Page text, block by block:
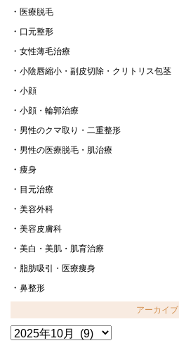
医療脱毛
口元整形
女性薄毛治療
小陰唇縮小・副皮切除・クリトリス包茎
小顔
小顔・輪郭治療
男性のクマ取り・二重整形
男性の医療脱毛・肌治療
痩身
目元治療
美容外科
美容皮膚科
美白・美肌・肌育治療
脂肪吸引・医療痩身
鼻整形
アーカイブ
ア
ー